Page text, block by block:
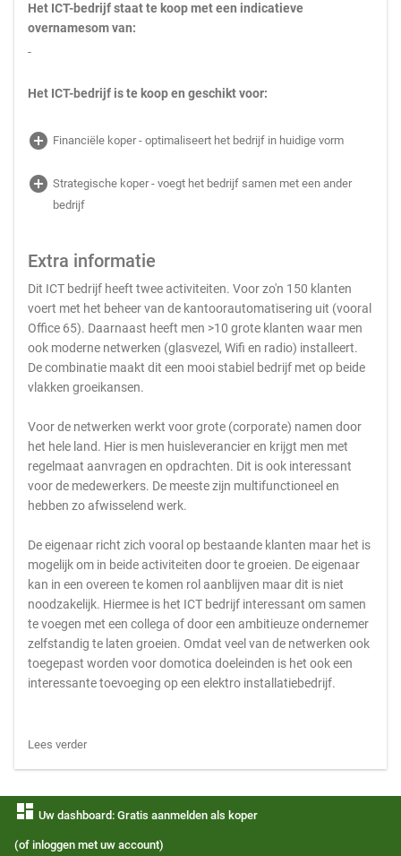
Het ICT-bedrijf staat te koop met een indicatieve
overnamesom van:
-
Het ICT-bedrijf is te koop en geschikt voor:
add_circle Financiële koper - optimaliseert het bedrijf in huidige vorm
add_circle Strategische koper - voegt het bedrijf samen met een ander
bedrijf
Extra informatie
Dit ICT bedrijf heeft twee activiteiten. Voor zo'n 150 klanten
voert met het beheer van de kantoorautomatisering uit (vooral
Office 65). Daarnaast heeft men >10 grote klanten waar men
ook moderne netwerken (glasvezel, Wifi en radio) installeert.
De combinatie maakt dit een mooi stabiel bedrijf met op beide
vlakken groeikansen.
Voor de netwerken werkt voor grote (corporate) namen door
het hele land. Hier is men huisleverancier en krijgt men met
regelmaat aanvragen en opdrachten. Dit is ook interessant
voor de medewerkers. De meeste zijn multifunctioneel en
hebben zo afwisselend werk.
De eigenaar richt zich vooral op bestaande klanten maar het is
mogelijk om in beide activiteiten door te groeien. De eigenaar
kan in een overeen te komen rol aanblijven maar dit is niet
noodzakelijk. Hiermee is het ICT bedrijf interessant om samen
te voegen met een collega of door een ambitieuze ondernemer
zelfstandig te laten groeien. Omdat veel van de netwerken ook
toegepast worden voor domotica doeleinden is het ook een
interessante toevoeging op een elektro installatiebedrijf.
Lees verder
dashboard Uw dashboard: Gratis aanmelden als koper
(of inloggen met uw account)